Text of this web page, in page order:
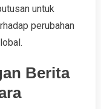
untuk
perubahan
Berita